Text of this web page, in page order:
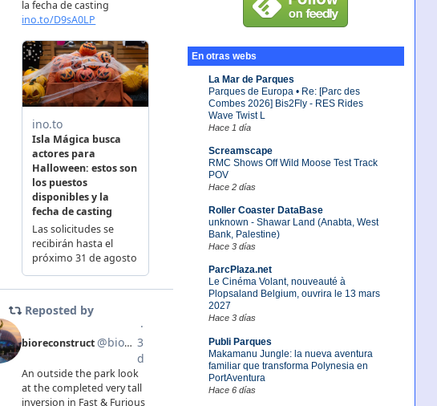
En otras webs
La Mar de Parques
Parques de Europa • Re: [Parc des
Combes 2026] Bis2Fly - RES Rides
Wave Twist L
Hace 1 día
Screamscape
RMC Shows Off Wild Moose Test Track
POV
Hace 2 días
Roller Coaster DataBase
unknown - Shawar Land (Anabta, West
Bank, Palestine)
Hace 3 días
ParcPlaza.net
Le Cinéma Volant, nouveauté à
Plopsaland Belgium, ouvrira le 13 mars
2027
Hace 3 días
Publi Parques
Makamanu Jungle: la nueva aventura
familiar que transforma Polynesia en
PortAventura
Hace 6 días